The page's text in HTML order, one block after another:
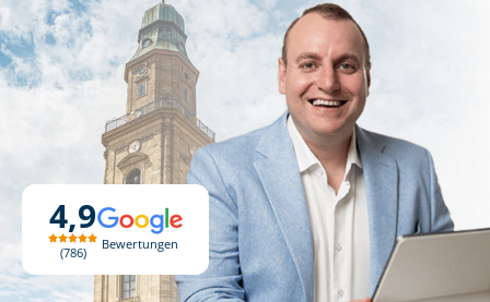
4,9
786
Bewertungen